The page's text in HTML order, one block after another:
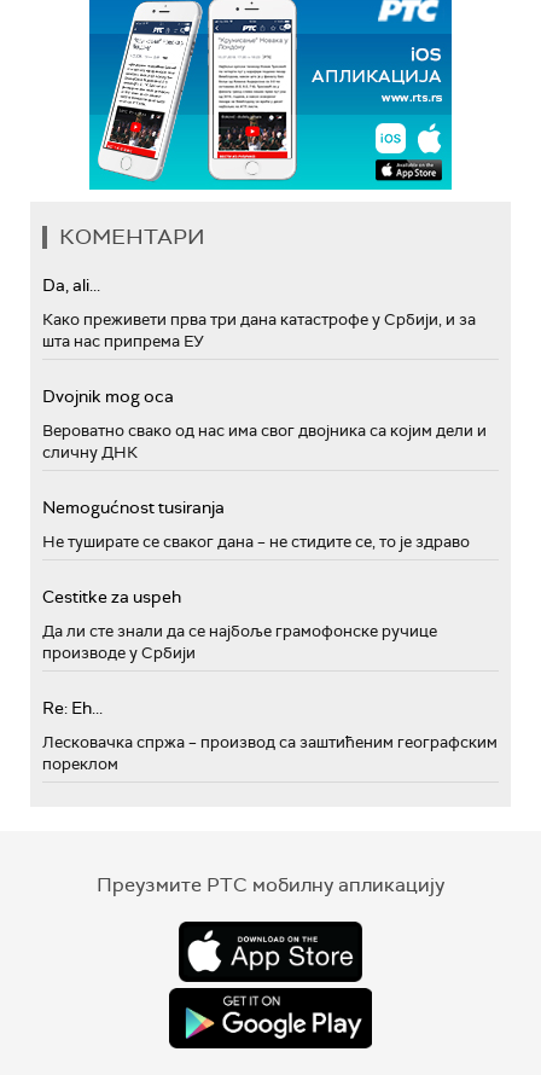
КОМЕНТАРИ
Da, ali...
Како преживети прва три дана катастрофе у Србији, и за
шта нас припрема ЕУ
Dvojnik mog oca
Вероватно свако од нас има свог двојника са којим дели и
сличну ДНК
Nemogućnost tusiranja
Не туширате се сваког дана – не стидите се, то је здраво
Cestitke za uspeh
Да ли сте знали да се најбоље грамофонске ручице
производе у Србији
Re: Eh...
Лесковачка спржа – производ са заштићеним географским
пореклом
Преузмите РТС мобилну апликацију